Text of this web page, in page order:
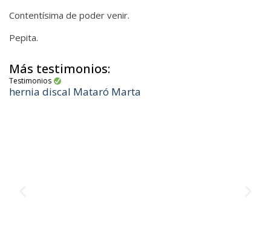
Contentísima de poder venir.
Pepita.
Más testimonios:
Testimonios
hernia discal Mataró Marta